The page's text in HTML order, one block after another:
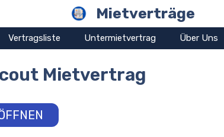
Mietverträge
Vertragsliste Untermietvertrag Über Uns
Mietvertrag